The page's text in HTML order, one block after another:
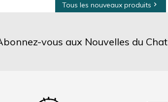
Tous les nouveaux produits 
vous aux Nouvelles du Chat